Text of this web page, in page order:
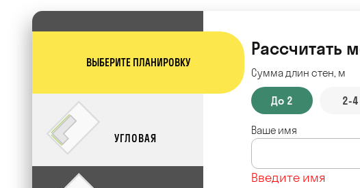
ВЫБЕРИТЕ ПЛАНИРОВКУ
УГЛОВАЯ
Рассчитать
Сумма длин стен, м
До 2 2-4
Ваше имя
Введите имя